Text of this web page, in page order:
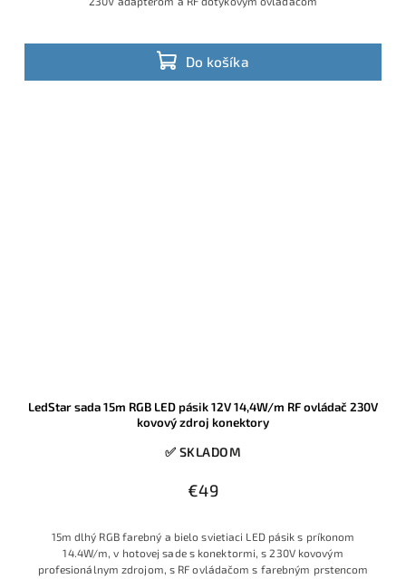
Do košíka
LedStar sada 15m RGB LED pásik 12V 14,4W/m RF ovládač 230V
kovový zdroj konektory
✅ SKLADOM
€49
15m dlhý RGB farebný a bielo svietiaci LED pásik s príkonom
14.4W/m, v hotovej sade s konektormi, s 230V kovovým
profesionálnym zdrojom, s RF ovládačom s farebným prstencom